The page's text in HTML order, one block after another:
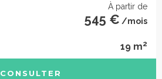
À partir de
545 € /mois
19 m2
CONSULTER